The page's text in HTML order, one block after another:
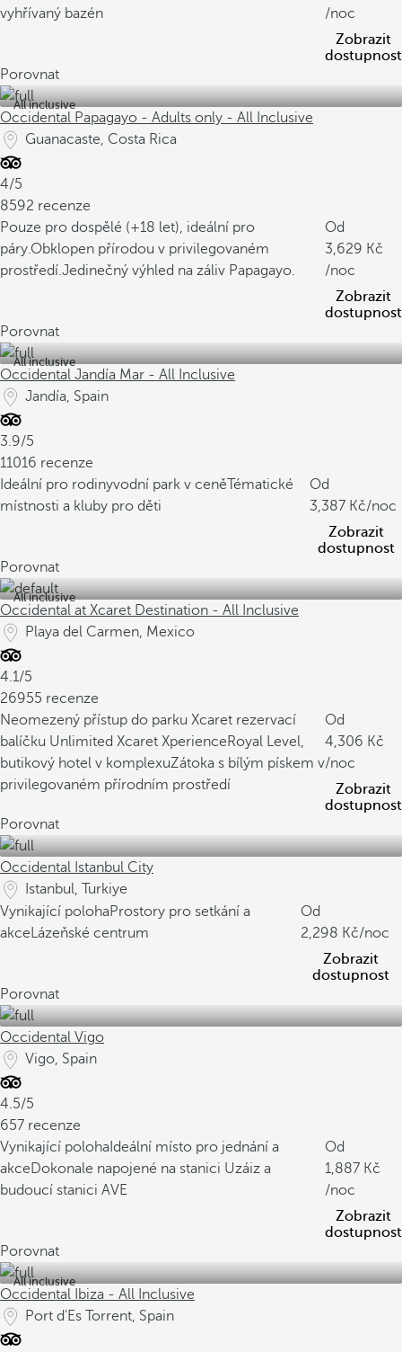
vyhřívaný bazén
/noc
Zobrazit
dostupnost
Porovnat
All inclusive
Occidental Papagayo - Adults only - All Inclusive
Guanacaste, Costa Rica
4/5
8592 recenze
Pouze pro dospělé (+18 let), ideální pro
páry.Obklopen přírodou v privilegovaném
prostředí.Jedinečný výhled na záliv Papagayo.
Od
3,629
/noc
Zobrazit
dostupnost
Porovnat
All inclusive
Occidental Jandía Mar - All Inclusive
Jandía, Spain
3.9/5
11016 recenze
Ideální pro rodinyvodní park v ceněTématické
místnosti a kluby pro děti
Od
3,387
/noc
Zobrazit
dostupnost
Porovnat
All inclusive
Occidental at Xcaret Destination - All Inclusive
Playa del Carmen, Mexico
4.1/5
26955 recenze
Neomezený přístup do parku Xcaret rezervací
balíčku Unlimited Xcaret XperienceRoyal Level,
butikový hotel v komplexuZátoka s bílým pískem v
privilegovaném přírodním prostředí
Od
4,306
/noc
Zobrazit
dostupnost
Porovnat
Occidental Istanbul City
Istanbul, Turkiye
Vynikající polohaProstory pro setkání a
akceLázeňské centrum
Od
2,298
/noc
Zobrazit
dostupnost
Porovnat
Occidental Vigo
Vigo, Spain
4.5/5
657 recenze
Vynikající poloha Ideální místo pro jednání a
akceDokonale napojené na stanici Uzáiz a
budoucí stanici AVE
Od
1,887
/noc
Zobrazit
dostupnost
Porovnat
All inclusive
Occidental Ibiza - All Inclusive
Port d'Es Torrent, Spain